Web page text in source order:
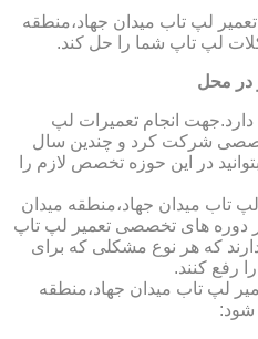
لپ تاب میدان جهاد،منطقه
لپ تاپ شما را حل کند.
در محل
انجام تعمیرات لپ
شرکت کرد و چندین سال
در این حوزه تخصص لازم را
میدان جهاد،منطقه میدان
دوره های تخصصی تعمیر لپ تاپ
که هر نوع مشکلی که برای
رفع کنند.
لپ تاب میدان جهاد،منطقه
شود: